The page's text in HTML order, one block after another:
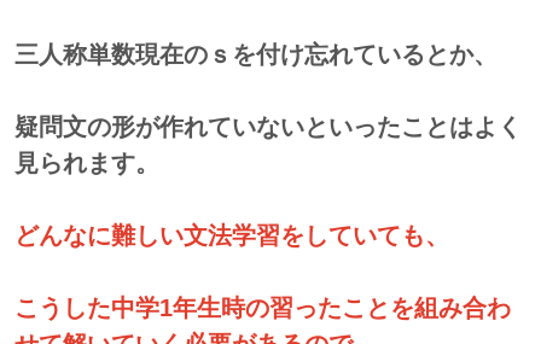
三人称単数現在のｓを付け忘れているとか、
疑問文の形が作れていないといったことはよく
見られます。
どんなに難しい文法学習をしていても、
こうした中学1年生時の習ったことを組み合わ